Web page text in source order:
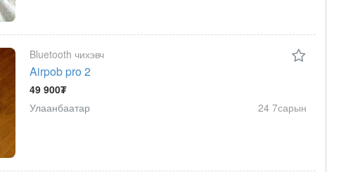
Bluetooth чихэвч
Airpob pro 2
49 900₮
Улаанбаатар
24 7сарын